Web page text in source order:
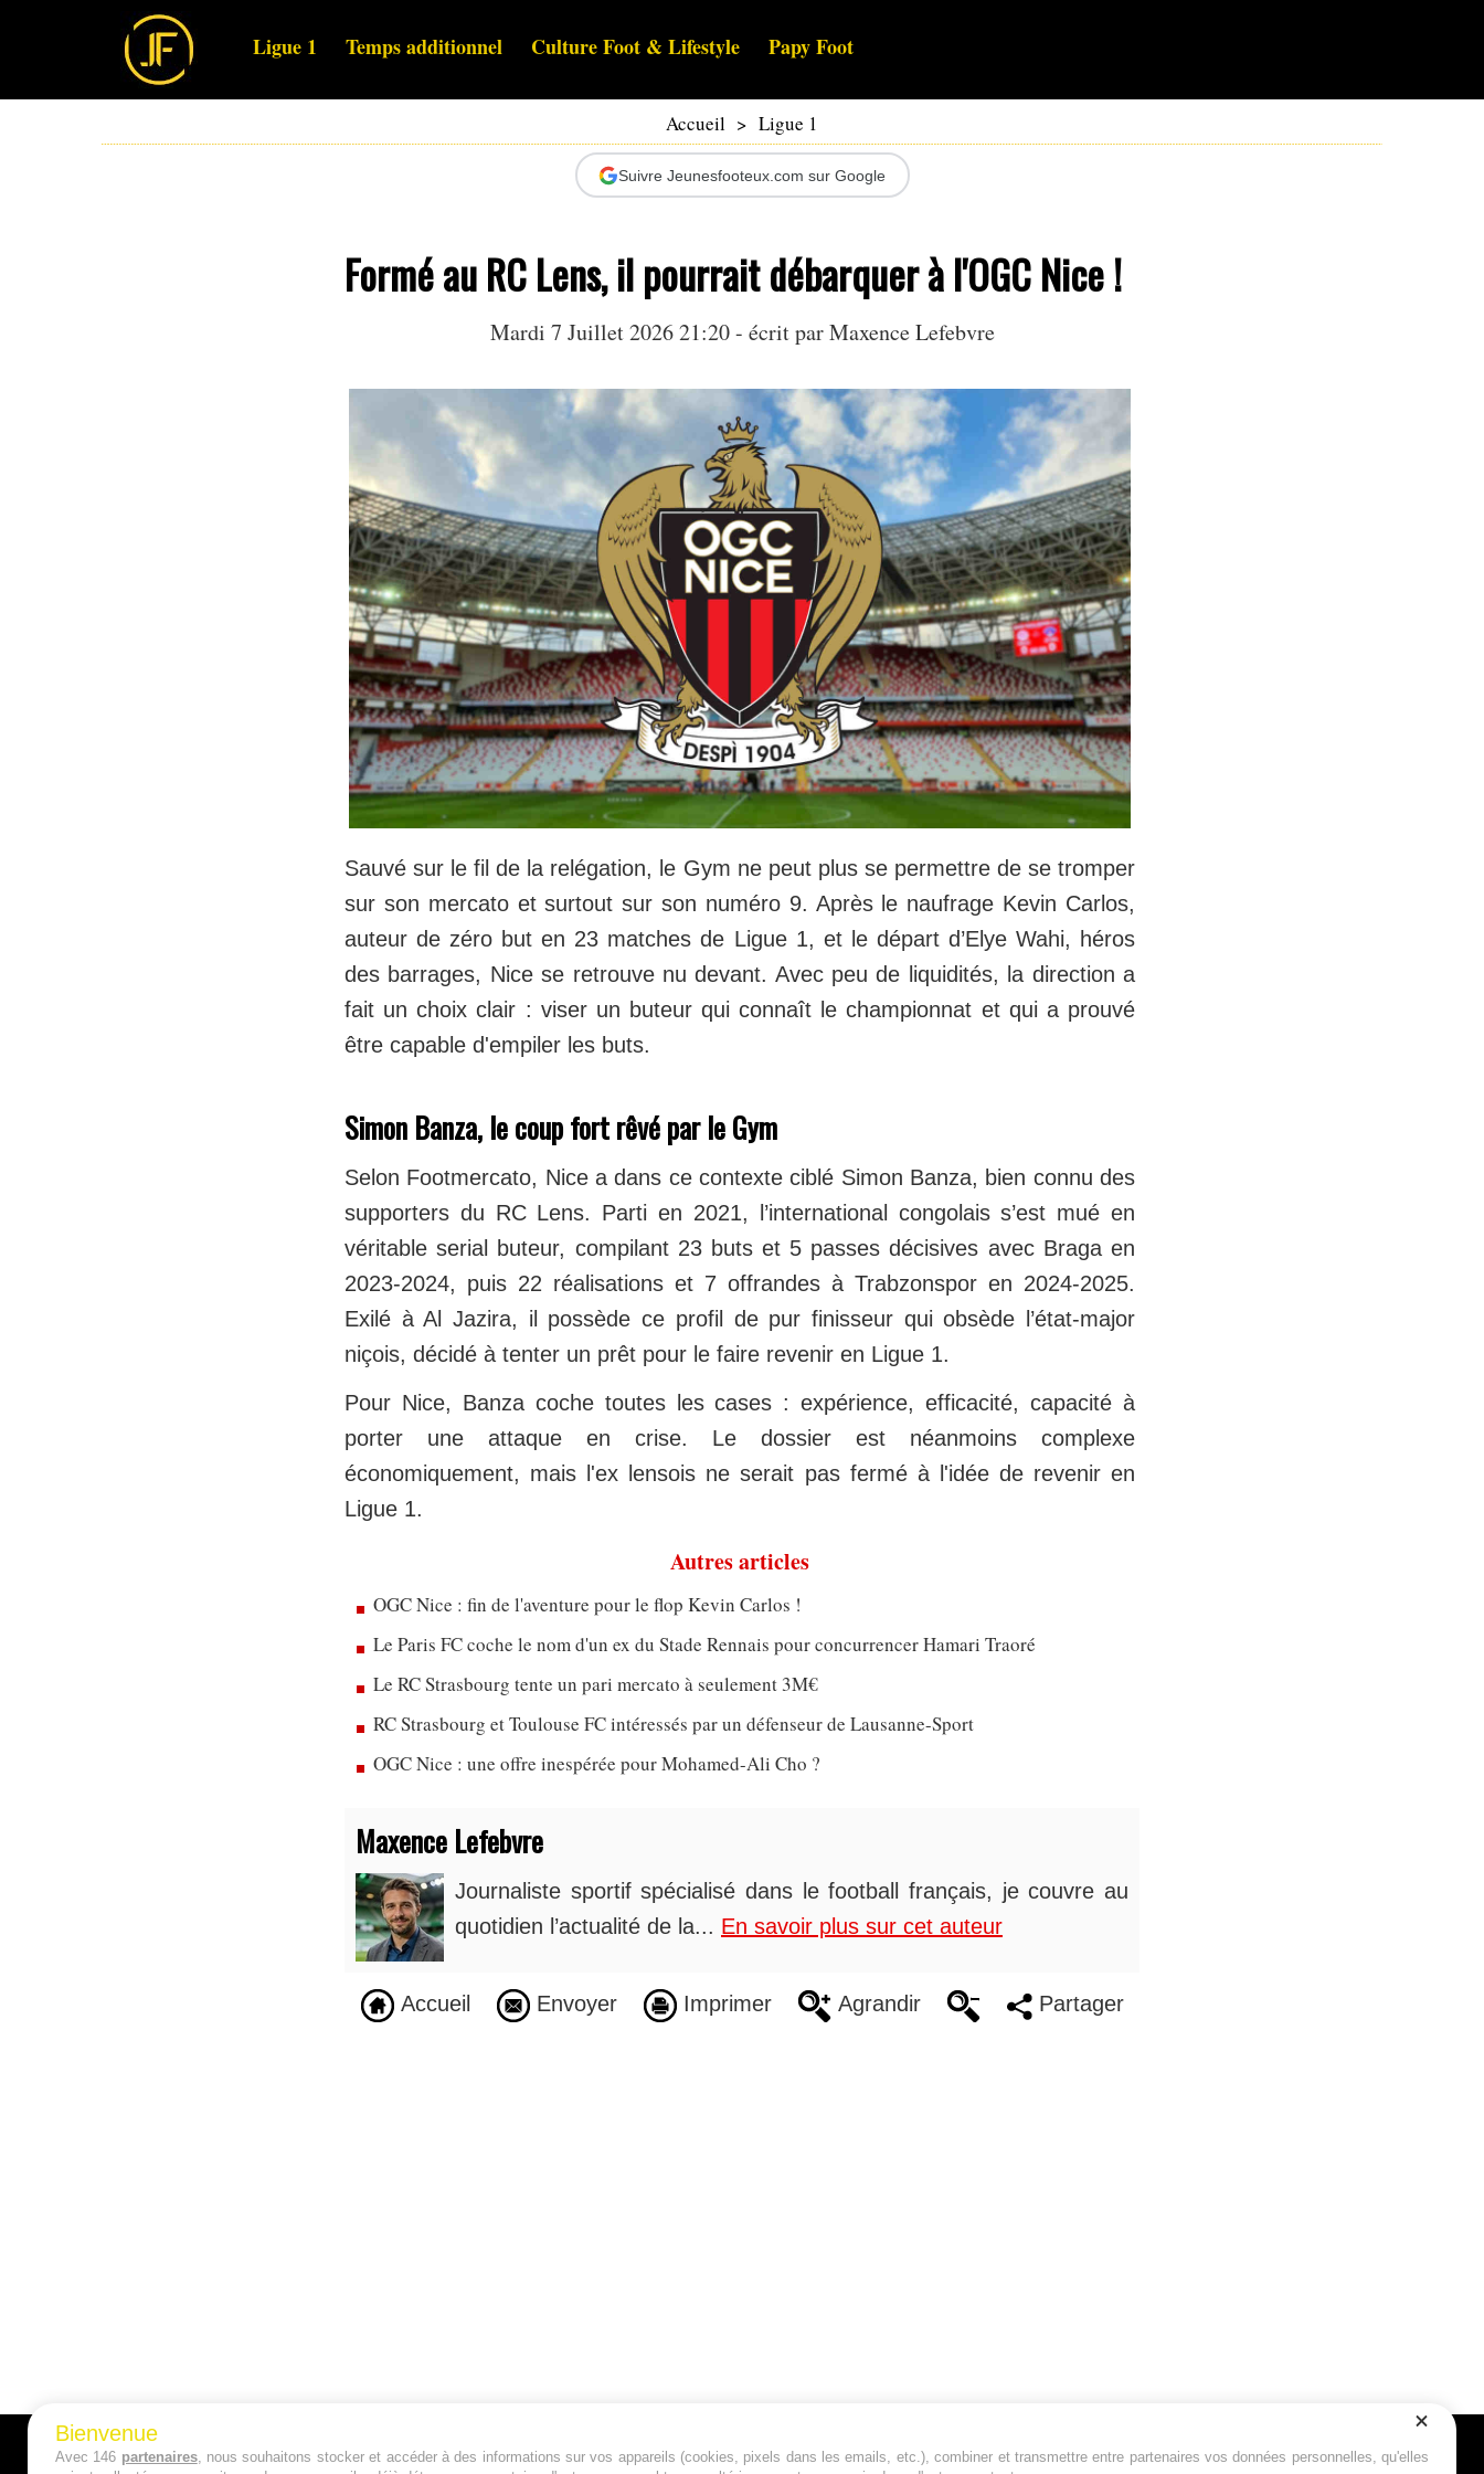
Ligue 1 Temps additionnel Culture Foot & Lifestyle Papy Foot
Accueil > Ligue 1
Suivre Jeunesfooteux.com sur Google
Formé au RC Lens, il pourrait débarquer à l'OGC Nice !
Mardi 7 Juillet 2026 21:20 - écrit parMaxence Lefebvre
Sauvé sur le fil de la relégation, le Gym ne peut plus se permettre de se tromper
sur son mercato et surtout sur son numéro 9. Après le naufrage Kevin Carlos,
auteur de zéro but en 23 matches de Ligue 1, et le départ d’Elye Wahi, héros
des barrages, Nice se retrouve nu devant. Avec peu de liquidités, la direction a
fait un choix clair : viser un buteur qui connaît le championnat et qui a prouvé
être capable d'empiler les buts.
Simon Banza, le coup fort rêvé par le Gym
Selon Footmercato, Nice a dans ce contexte ciblé Simon Banza, bien connu des
supporters du RC Lens. Parti en 2021, l’international congolais s’est mué en
véritable serial buteur, compilant 23 buts et 5 passes décisives avec Braga en
2023-2024, puis 22 réalisations et 7 offrandes à Trabzonspor en 2024-2025.
Exilé à Al Jazira, il possède ce profil de pur finisseur qui obsède l’état-major
niçois, décidé à tenter un prêt pour le faire revenir en Ligue 1.
Pour Nice, Banza coche toutes les cases : expérience, efficacité, capacité à
porter une attaque en crise. Le dossier est néanmoins complexe
économiquement, mais l'ex lensois ne serait pas fermé à l'idée de revenir en
Ligue 1.
Autres articles
OGC Nice : fin de l'aventure pour le flop Kevin Carlos !
Le Paris FC coche le nom d'un ex du Stade Rennais pour concurrencer Hamari Traoré
Le RC Strasbourg tente un pari mercato à seulement 3M€
RC Strasbourg et Toulouse FC intéressés par un défenseur de Lausanne-Sport
OGC Nice : une offre inespérée pour Mohamed-Ali Cho ?
Maxence Lefebvre
Journaliste sportif spécialisé dans le football français, je couvre au
quotidien l’actualité de la... En savoir plus sur cet auteur
Accueil Envoyer Imprimer Agrandir Partager
Bienvenue
Avec 146 partenaires, nous souhaitons stocker et accéder à des informations sur vos appareils (cookies, pixels dans les emails, etc.), combiner et transmettre entre partenaires vos données personnelles, qu'elles